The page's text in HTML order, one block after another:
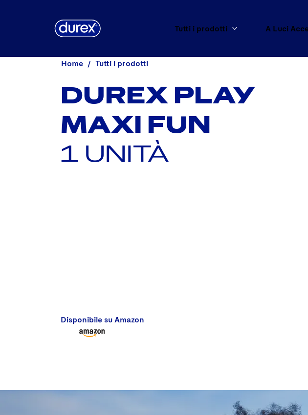
Tutti i prodotti Mostra di più Tutti i
A Luci
Home Tutti i prodotti
DUREX PLAY
MAXI FUN
1 UNITÀ
Disponibile su Amazon